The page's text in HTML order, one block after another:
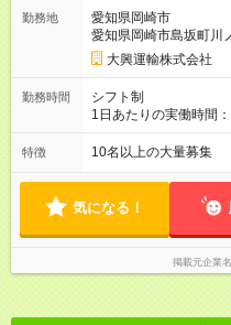
勤務地
愛知県岡崎市
愛知県岡崎市島坂町川
大興運輸株式会社
勤務時間
シフト制
1日あたりの実働時間
大8時間/日 シフト例 ・8:00~17:00 ・20:00~翌5:00 ※1週間毎の
ローテーション制 ※時
特徴 10名以上の大量募集
気になる！
掲載元企業名